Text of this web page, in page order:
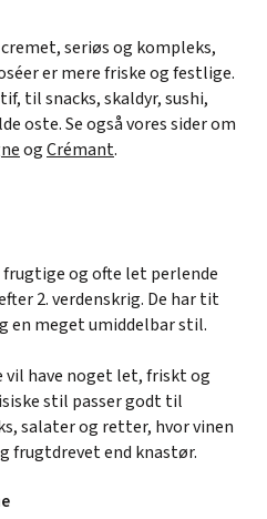
seriøs og kompleks,
er mere friske og festlige.
til snacks, skaldyr, sushi,
oste. Se også vores sider om
ogCrémant.
og ofte let perlende
2. verdenskrig. De har tit
en meget umiddelbar stil.
vil have noget let, friskt og
stil passer godt til
salater og retter, hvor vinen
frugtdrevet end knastør.